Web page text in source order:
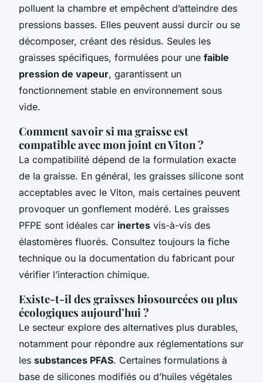
polluent la chambre et empêchent d’atteindre des
pressions basses. Elles peuvent aussi durcir ou se
décomposer, créant des résidus. Seules les
graisses spécifiques, formulées pour une faible
pression de vapeur, garantissent un
fonctionnement stable en environnement sous
vide.
Comment savoir si ma graisse est
compatible avec mon joint en Viton ?
La compatibilité dépend de la formulation exacte
de la graisse. En général, les graisses silicone sont
acceptables avec le Viton, mais certaines peuvent
provoquer un gonflement modéré. Les graisses
PFPE sont idéales car inertes vis-à-vis des
élastomères fluorés. Consultez toujours la fiche
technique ou la documentation du fabricant pour
vérifier l’interaction chimique.
Existe-t-il des graisses biosourcées ou plus
écologiques aujourd’hui ?
Le secteur explore des alternatives plus durables,
notamment pour répondre aux réglementations sur
les substances PFAS. Certaines formulations à
base de silicones modifiés ou d’huiles végétales